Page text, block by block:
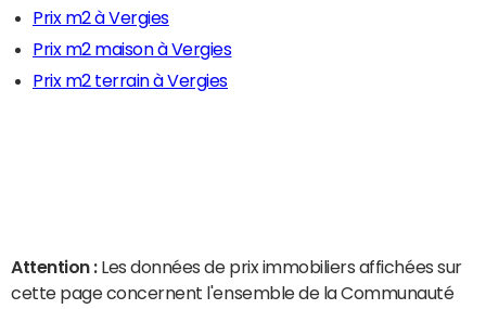
Prix m2 à Vergies
Prix m2 maison à Vergies
Prix m2 terrain à Vergies
Attention : Les données de prix immobiliers affichées sur
cette page concernent l'ensemble de la Communauté